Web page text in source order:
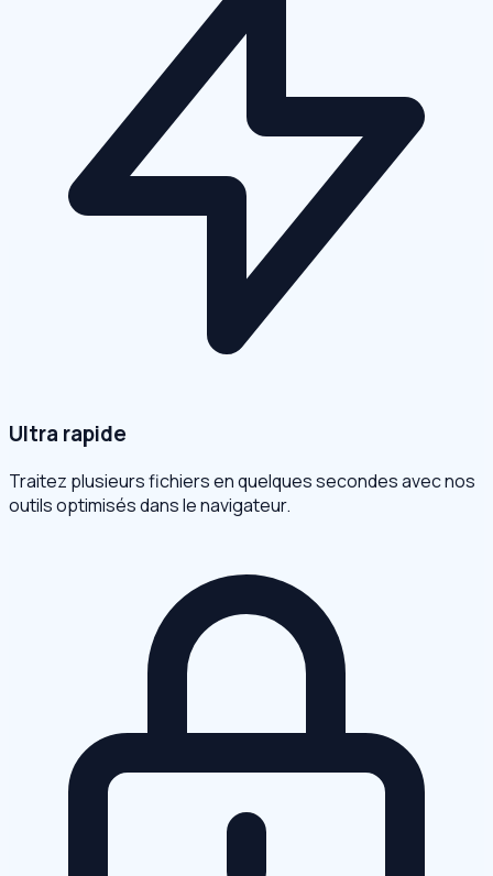
Ultra rapide
Traitez plusieurs fichiers en quelques secondes avec nos
outils optimisés dans le navigateur.